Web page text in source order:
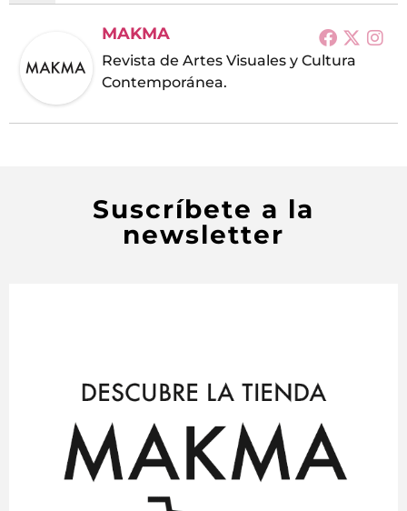
MAKMA
Revista de Artes Visuales y Cultura
Contemporánea.
Suscríbete a la
newsletter